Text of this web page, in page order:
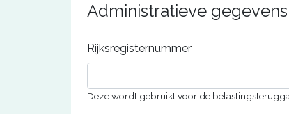
Administratieve gegevens
Rijksregisternummer
Deze wordt gebruikt voor de